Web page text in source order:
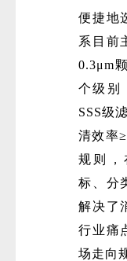
便捷地
系目前
0.3μm
个级别
SSS级
清效率
规则，
标、分
解决了
行业痛
场走向